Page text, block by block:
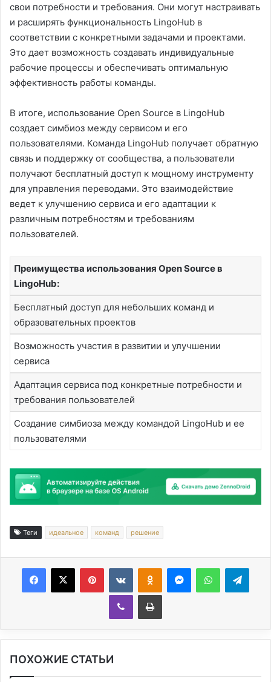
свои потребности и требования. Они могут настраивать
и расширять функциональность LingoHub в
соответствии с конкретными задачами и проектами.
Это дает возможность создавать индивидуальные
рабочие процессы и обеспечивать оптимальную
эффективность работы команды.
В итоге, использование Open Source в LingoHub
создает симбиоз между сервисом и его
пользователями. Команда LingoHub получает обратную
связь и поддержку от сообщества, а пользователи
получают бесплатный доступ к мощному инструменту
для управления переводами. Это взаимодействие
ведет к улучшению сервиса и его адаптации к
различным потребностям и требованиям
пользователей.
Преимущества использования Open Source в
LingoHub:
Бесплатный доступ для небольших команд и
образовательных проектов
Возможность участия в развитии и улучшении
сервиса
Адаптация сервиса под конкретные потребности и
требования пользователей
Создание симбиоза между командой LingoHub и ее
пользователями
Теги идеальное команд решение
ПОХОЖИЕ СТАТЬИ